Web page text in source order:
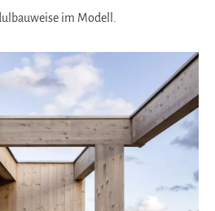
im Modell.